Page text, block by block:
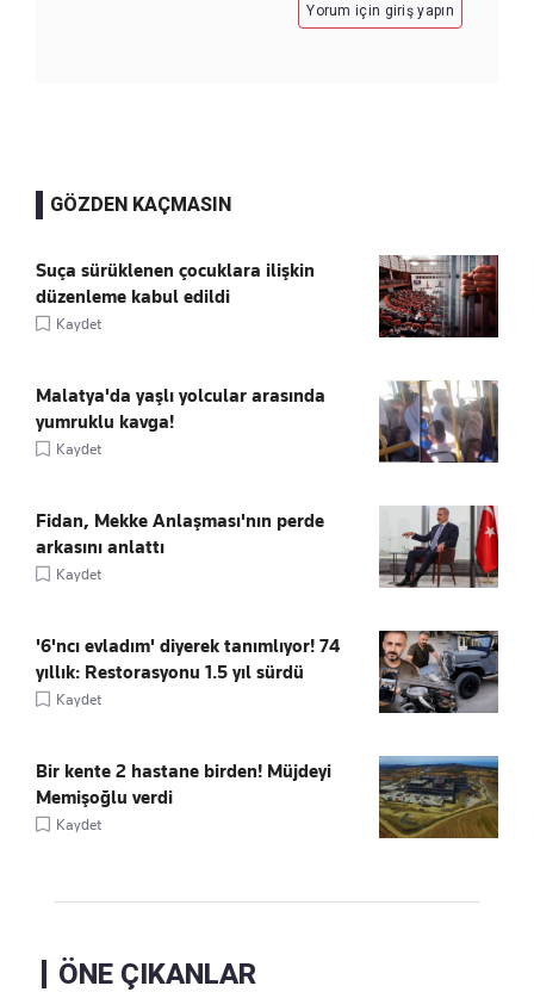
Yorum için giriş yapın
GÖZDEN KAÇMASIN
Suça sürüklenen çocuklara ilişkin
düzenleme kabul edildi
Kaydet
Malatya'da yaşlı yolcular arasında
yumruklu kavga!
Kaydet
Fidan, Mekke Anlaşması'nın perde
arkasını anlattı
Kaydet
'6'ncı evladım' diyerek tanımlıyor! 74
yıllık: Restorasyonu 1.5 yıl sürdü
Kaydet
Bir kente 2 hastane birden! Müjdeyi
Memişoğlu verdi
Kaydet
ÖNE ÇIKANLAR